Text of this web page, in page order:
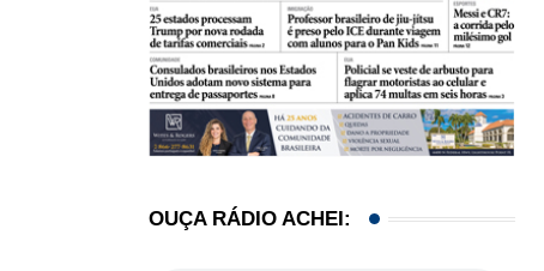
OUÇA RÁDIO ACHEI: